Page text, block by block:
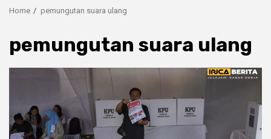
Home pemungutan suara ulang
pemungutan suara ulang